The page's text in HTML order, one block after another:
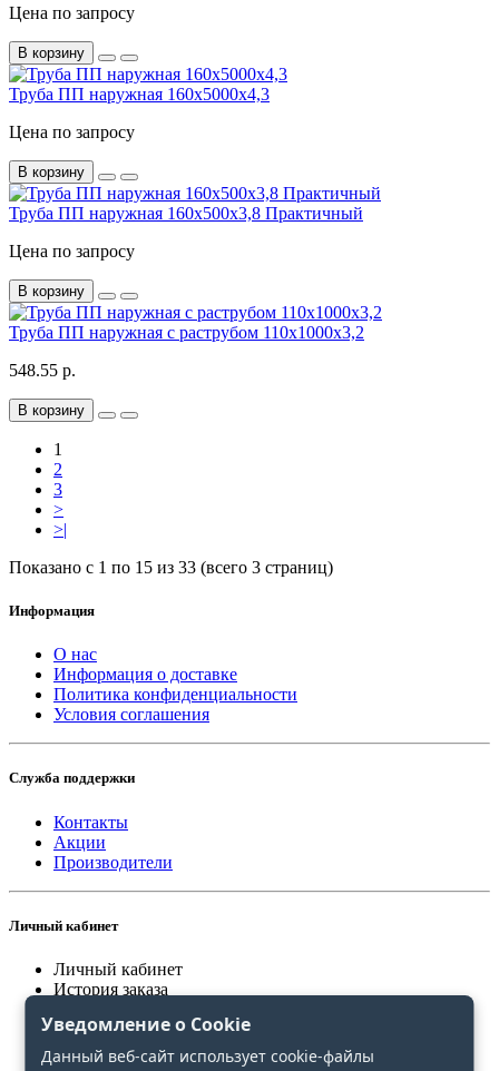
Цена по запросу
В корзину
Труба ПП наружная 160х5000х4,3
Цена по запросу
В корзину
Труба ПП наружная 160х500х3,8 Практичный
Цена по запросу
В корзину
Труба ПП наружная с раструбом 110х1000х3,2
548.55 р.
В корзину
1
2
3
>
>|
Показано с 1 по 15 из 33 (всего 3 страниц)
Информация
О нас
Информация о доставке
Политика конфиденциальности
Условия соглашения
Служба поддержки
Контакты
Акции
Производители
Личный кабинет
Личный кабинет
История заказа
Сравнение
Уведомление о Cookie
Данный веб-сайт использует cookie-файлы